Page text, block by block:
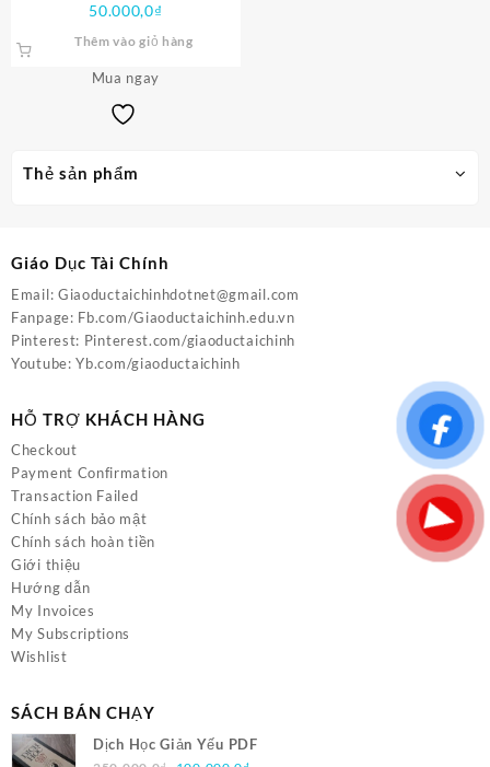
Thẻ sản phẩm
Mích PDF
50.000,0₫
Thêm vào giỏ hàng
Mua ngay
Giáo Dục Tài Chính
Email: Giaoductaichinhdotnet@gmail.com
Fanpage: Fb.com/Giaoductaichinh.edu.vn
Pinterest: Pinterest.com/giaoductaichinh
Youtube:Yb.com/giaoductaichinh
HỖ TRỢ KHÁCH HÀNG
Checkout
Payment Confirmation
Transaction Failed
Chính sách bảo mật
Chính sách hoàn tiền
Giới thiệu
Hướng dẫn
My Invoices
My Subscriptions
Wishlist
SÁCH BÁN CHẠY
Dịch Học Giản Yếu PDF